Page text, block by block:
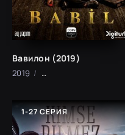
Вавилон (2019)
2019 драма, криминал,
1-27 СЕРИЯ